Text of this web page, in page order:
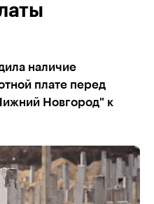
наличие
плате перед
Новгород" к